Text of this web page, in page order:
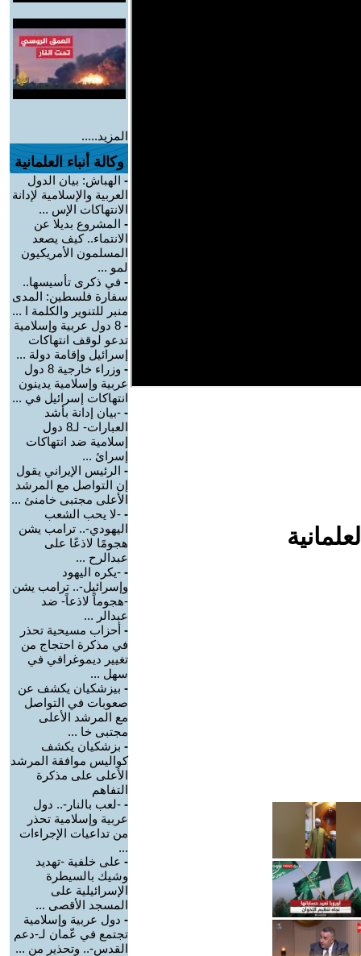
المزيد.....
وكالة أنباء العلمانية
- الهباش: بيان الدول
العربية والإسلامية لإدانة
الانتهاكات الإس ...
- المشروع بديلا عن
الانتماء.. كيف يصعد
المسلمون الأمريكيون
لمو ...
- في ذكرى تأسيسها..
سفارة فلسطين: المدى
منبر للتنوير والكلمة ا ...
-
8 دول عربية وإسلامية
تدعو لوقف انتهاكات
إسرائيل وإقامة دولة ...
-
وزراء خارجية 8 دول
عربية وإسلامية يدينون
انتهاكات إسرائيل في ...
- -بيان إدانة بأشد
العبارات- لـ8 دول
إسلامية ضد انتهاكات
إسرائ ...
- الرئيس الإيراني يقول
إن التواصل مع المرشد
الأعلى مجتبى خامنئ ...
- -لا يحب الشعب
اليهودي-.. ترامب يشن
هجومًا لاذعًا على
عبدالرح ...
- -يكره اليهود
وإسرائيل-.. ترامب يشن
-هجوماً لاذعاً- ضد
عبدالر ...
- أحزاب مسيحية تحذر
في مذكرة احتجاج من
تغيير ديموغرافي في
سهل ...
- بيزشكيان يكشف عن
صعوبات في التواصل
مع المرشد الأعلى
مجتبى خا ...
- بزشكيان يكشف
كواليس موافقة المرشد
الأعلى على مذكرة
التفاهم
- -لعب بالنار-.. دول
عربية وإسلامية تحذر
من تداعيات الإجراءات
...
- على خلفية -تهديد
وشيك بالسيطرة
الإسرائيلية على
المسجد الأقصى ...
- دول عربية وإسلامية
تجتمع في عّمان لـ-دعم
القدس-.. وتحذير من ...